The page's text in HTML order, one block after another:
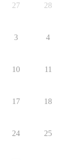
27 28
3 4
10 11
17 18
24 25